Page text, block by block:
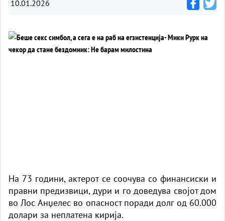
10.01.2026
На 73 години, актерот се соочува со финансиски и
правни предизвици, дури и го доведува својот дом
во Лос Анџелес во опасност поради долг од 60.000
долари за неплатена кирија.